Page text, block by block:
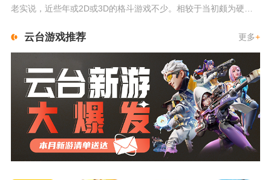
老实说，近些年或2D或3D的格斗游戏不少。相较于当初颇为硬核的难度。如今这类游戏大都以较低的游玩门槛，独特的技能机制吸引...
云台游戏推荐 更多+